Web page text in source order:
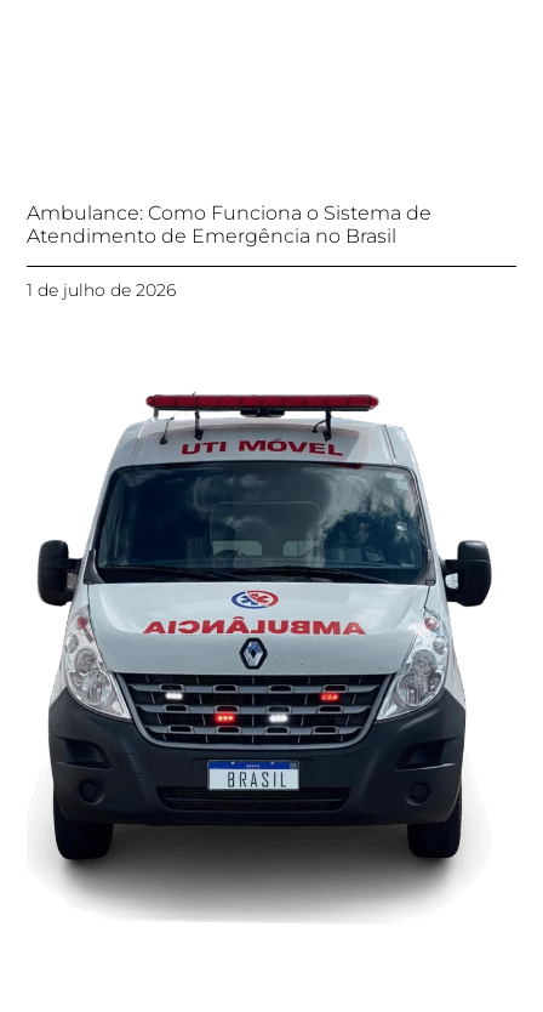
Ambulance: Como Funciona o Sistema de
Atendimento de Emergência no Brasil
1 de julho de 2026